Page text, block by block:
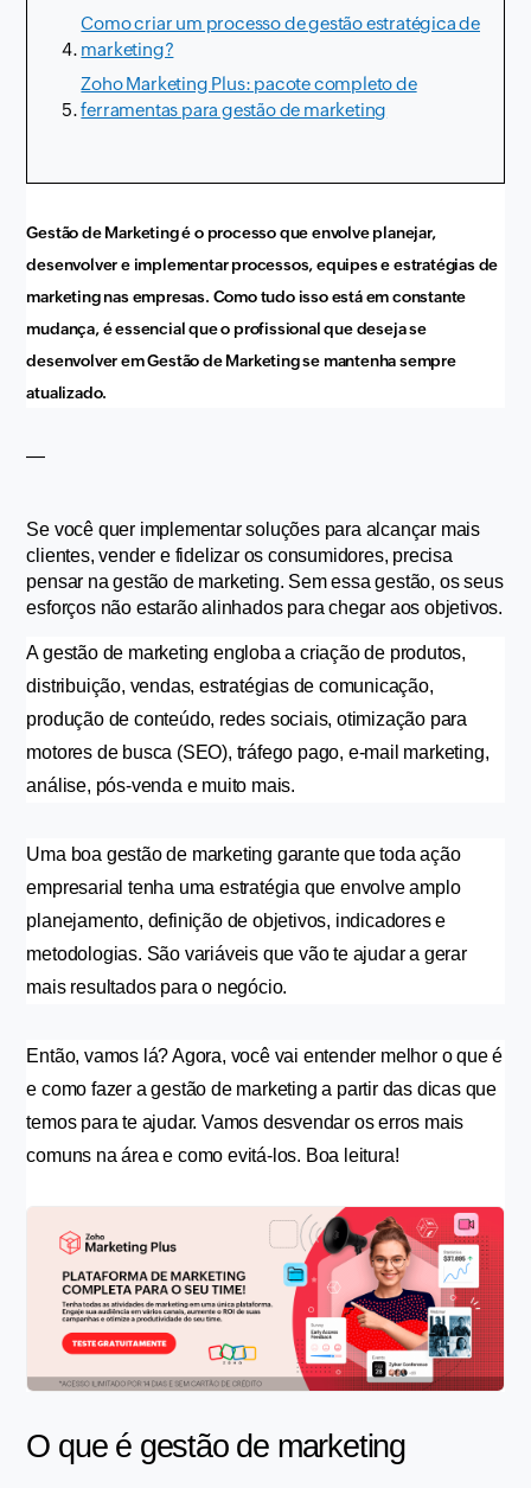
Como criar um processo de gestão estratégica de
marketing?
Zoho Marketing Plus: pacote completo de
ferramentas para gestão de marketing
Gestão de Marketing é o processo que envolve planejar,
desenvolver e implementar processos, equipes e estratégias de
marketing nas empresas. Como tudo isso está em constante
mudança, é essencial que o profissional que deseja se
desenvolver em Gestão de Marketing se mantenha sempre
atualizado.
—
Se você quer implementar soluções para alcançar mais
clientes, vender e fidelizar os consumidores, precisa
pensar na gestão de marketing. Sem essa gestão, os seus
esforços não estarão alinhados para chegar aos objetivos.
A gestão de marketing engloba a criação de produtos,
distribuição, vendas, estratégias de comunicação,
produção de conteúdo, redes sociais, otimização para
motores de busca (SEO), tráfego pago, e-mail marketing,
análise, pós-venda e muito mais.
Uma boa gestão de marketing garante que toda ação
empresarial tenha uma estratégia que envolve amplo
planejamento, definição de objetivos, indicadores e
metodologias. São variáveis que vão te ajudar a gerar
mais resultados para o negócio.
Então, vamos lá? Agora, você vai entender melhor o que é
e como fazer a gestão de marketing a partir das dicas que
temos para te ajudar. Vamos desvendar os erros mais
comuns na área e como evitá-los. Boa leitura!
O que é gestão de marketing